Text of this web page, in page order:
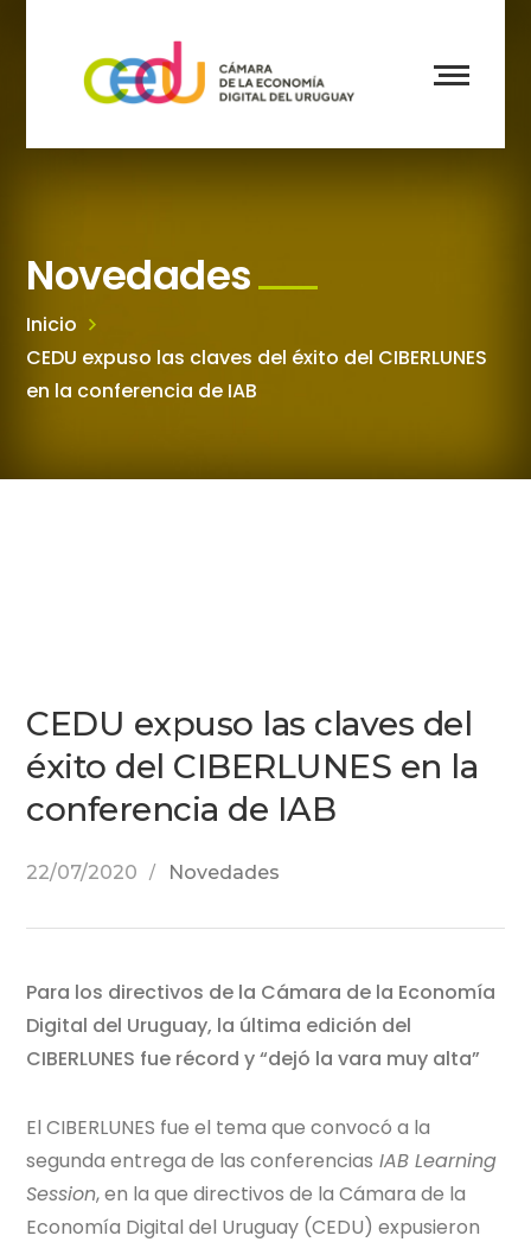
Novedades
Inicio
CEDU expuso las claves del éxito del CIBERLUNES
en la conferencia de IAB
CEDU expuso las claves del
éxito del CIBERLUNES en la
conferencia de IAB
22/07/2020 Novedades
Para los directivos de la Cámara de la Economía
Digital del Uruguay, la última edición del
CIBERLUNES fue récord y “dejó la vara muy alta”
El CIBERLUNES fue el tema que convocó a la
segunda entrega de las conferencias IAB Learning
Session, en la que directivos de la Cámara de la
Economía Digital del Uruguay (CEDU) expusieron